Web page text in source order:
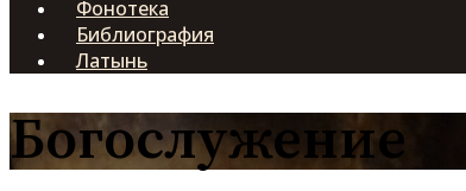
Фонотека
Библиография
Латынь
Богослужение